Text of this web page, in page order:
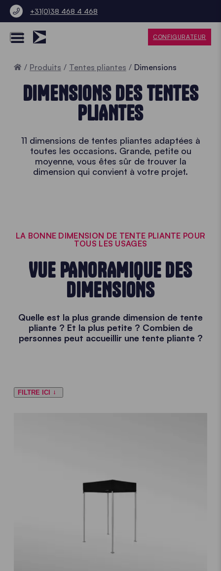
+31(0)38 468 4 468
CONFIGURATEUR
Accueil
Produits Tentes pliantes Dimensions
DIMENSIONS DES TENTES
PLIANTES
11 dimensions de tentes pliantes adaptées à
toutes les occasions. Grande, petite ou
moyenne, vous êtes sûr de trouver la
dimension qui convient à votre projet.
LA BONNE DIMENSION DE TENTE PLIANTE POUR
TOUS LES USAGES
VUE PANORAMIQUE DES
DIMENSIONS
Quelle est la plus grande dimension de tente
pliante ? Et la plus petite ? Combien de
personnes peut accueillir une tente pliante ?
FILTRE ICI